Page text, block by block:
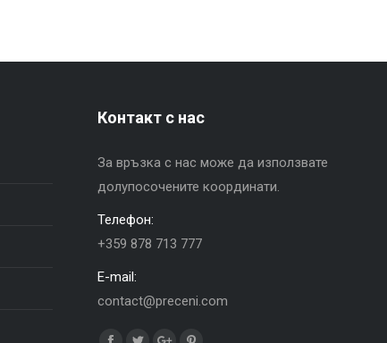
Контакт с нас
За връзка с нас може да използвате
долупосочените координати.
Телефон:
+359 878 713 777
E-mail:
contact@preceni.com
Find us on: